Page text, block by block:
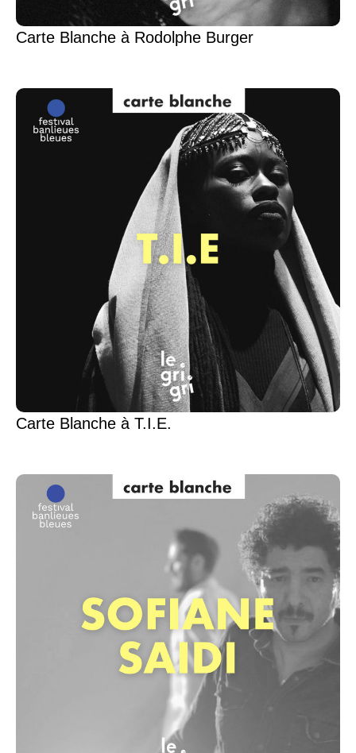
Carte Blanche à Rodolphe Burger
Carte Blanche à T.I.E.